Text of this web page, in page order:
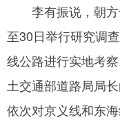
网
李有振说，朝方
至30日举行研究调
线公路进行实地考
土交通部道路局局
依次对京义线和东